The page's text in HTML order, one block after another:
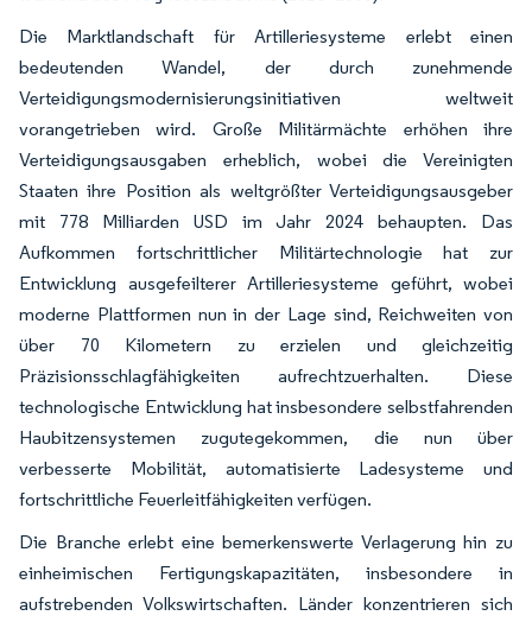
Die Marktlandschaft für Artilleriesysteme erlebt einen
bedeutenden Wandel, der durch zunehmende
Verteidigungsmodernisierungsinitiativen weltweit
vorangetrieben wird. Große Militärmächte erhöhen ihre
Verteidigungsausgaben erheblich, wobei die Vereinigten
Staaten ihre Position als weltgrößter Verteidigungsausgeber
mit 778 Milliarden USD im Jahr 2024 behaupten. Das
Aufkommen fortschrittlicher Militärtechnologie hat zur
Entwicklung ausgefeilterer Artilleriesysteme geführt, wobei
moderne Plattformen nun in der Lage sind, Reichweiten von
über 70 Kilometern zu erzielen und gleichzeitig
Präzisionsschlagfähigkeiten aufrechtzuerhalten. Diese
technologische Entwicklung hat insbesondere selbstfahrenden
Haubitzensystemen zugutegekommen, die nun über
verbesserte Mobilität, automatisierte Ladesysteme und
fortschrittliche Feuerleitfähigkeiten verfügen.
Die Branche erlebt eine bemerkenswerte Verlagerung hin zu
einheimischen Fertigungskapazitäten, insbesondere in
aufstrebenden Volkswirtschaften. Länder konzentrieren sich